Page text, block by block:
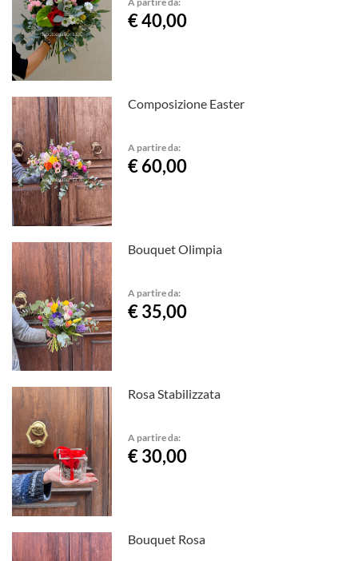
€ 40,00
Composizione Easter
A partire da:
€ 60,00
Bouquet Olimpia
A partire da:
€ 35,00
Rosa Stabilizzata
A partire da:
€ 30,00
Bouquet Rosa